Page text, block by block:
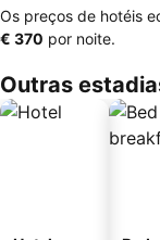
Os preços de hotéis
‎€ 370 por noite.
Outras